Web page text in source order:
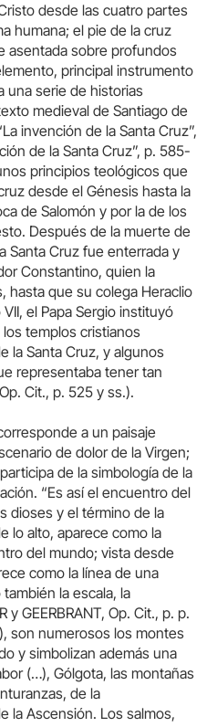
desde las cuatro partes
humana; el pie de la cruz
asentada sobre profundos
principal instrumento
una serie de historias
medieval de Santiago de
invención de la Santa Cruz”,
de la Santa Cruz”, p. 585-
principios teológicos que
desde el Génesis hasta la
de Salomón y por la de los
Después de la muerte de
Santa Cruz fue enterrada y
Constantino, quien la
hasta que su colega Heraclio
el Papa Sergio instituyó
templos cristianos
la Santa Cruz, y algunos
representaba tener tan
Cit., p. 525 y ss.).
a un paisaje
de dolor de la Virgen;
de la simbología de la
“Es así el encuentro del
dioses y el término de la
lo alto, aparece como la
del mundo; vista desde
como la línea de una
la escala, la
y GEERBRANT, Op. Cit., p. p.
son numerosos los montes
y simbolizan además una
(…), Gólgota, las montañas
de la
la Ascensión. Los salmos,